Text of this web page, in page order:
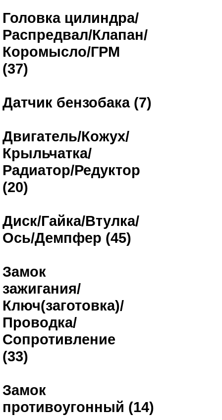
Головка цилиндра/
Распредвал/Клапан/
Коромысло/ГРМ
(37)
Датчик бензобака (7)
Двигатель/Кожух/
Крыльчатка/
Радиатор/Редуктор
(20)
Диск/Гайка/Втулка/
Ось/Демпфер (45)
Замок
зажигания/
Ключ(заготовка)/
Проводка/
Сопротивление
(33)
Замок
противоугонный (14)